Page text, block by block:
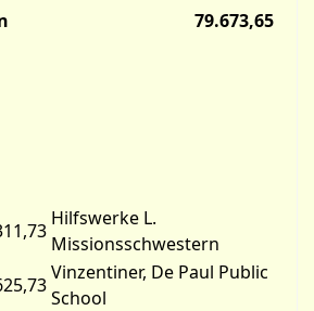
79.673,65
Hilfswerke L.
Missionsschwestern
Vinzentiner, De Paul Public
School